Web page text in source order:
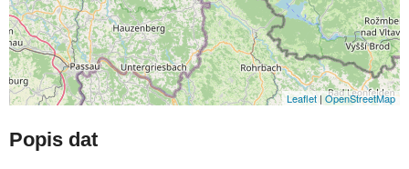
Leaflet | OpenStreetMap
Popis dat